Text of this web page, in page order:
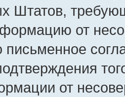
Штатов,
от
письменное
от